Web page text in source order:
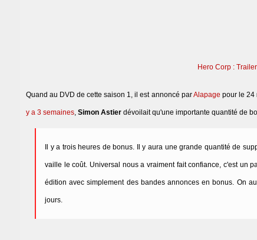
Hero Corp :
Quand au DVD de cette saison 1, il est annoncé parAlapage pour le 24
y a 3 semaines, Simon Astier dévoilait qu'une importante quantité de
Il y a trois heures de bonus. Il y aura une grande quantité de
vaille le coût. Universal nous a vraiment fait confiance, c'est un
édition avec simplement des bandes annonces en bonus. On
jours.